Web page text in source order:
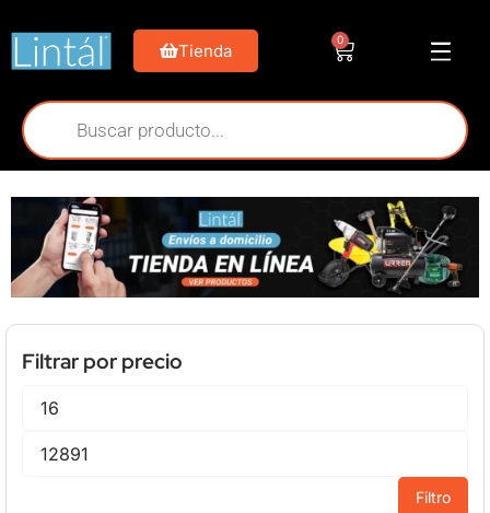
Tienda
0
Filtrar por precio
Filtro